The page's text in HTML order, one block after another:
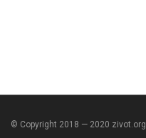
© Copyright 2018 — 2020 zivot.org